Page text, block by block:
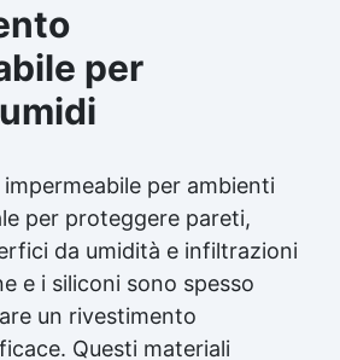
per
per ambienti
per proteggere pareti,
da umidità e infiltrazioni
e i siliconi sono spesso
un rivestimento
Questi materiali